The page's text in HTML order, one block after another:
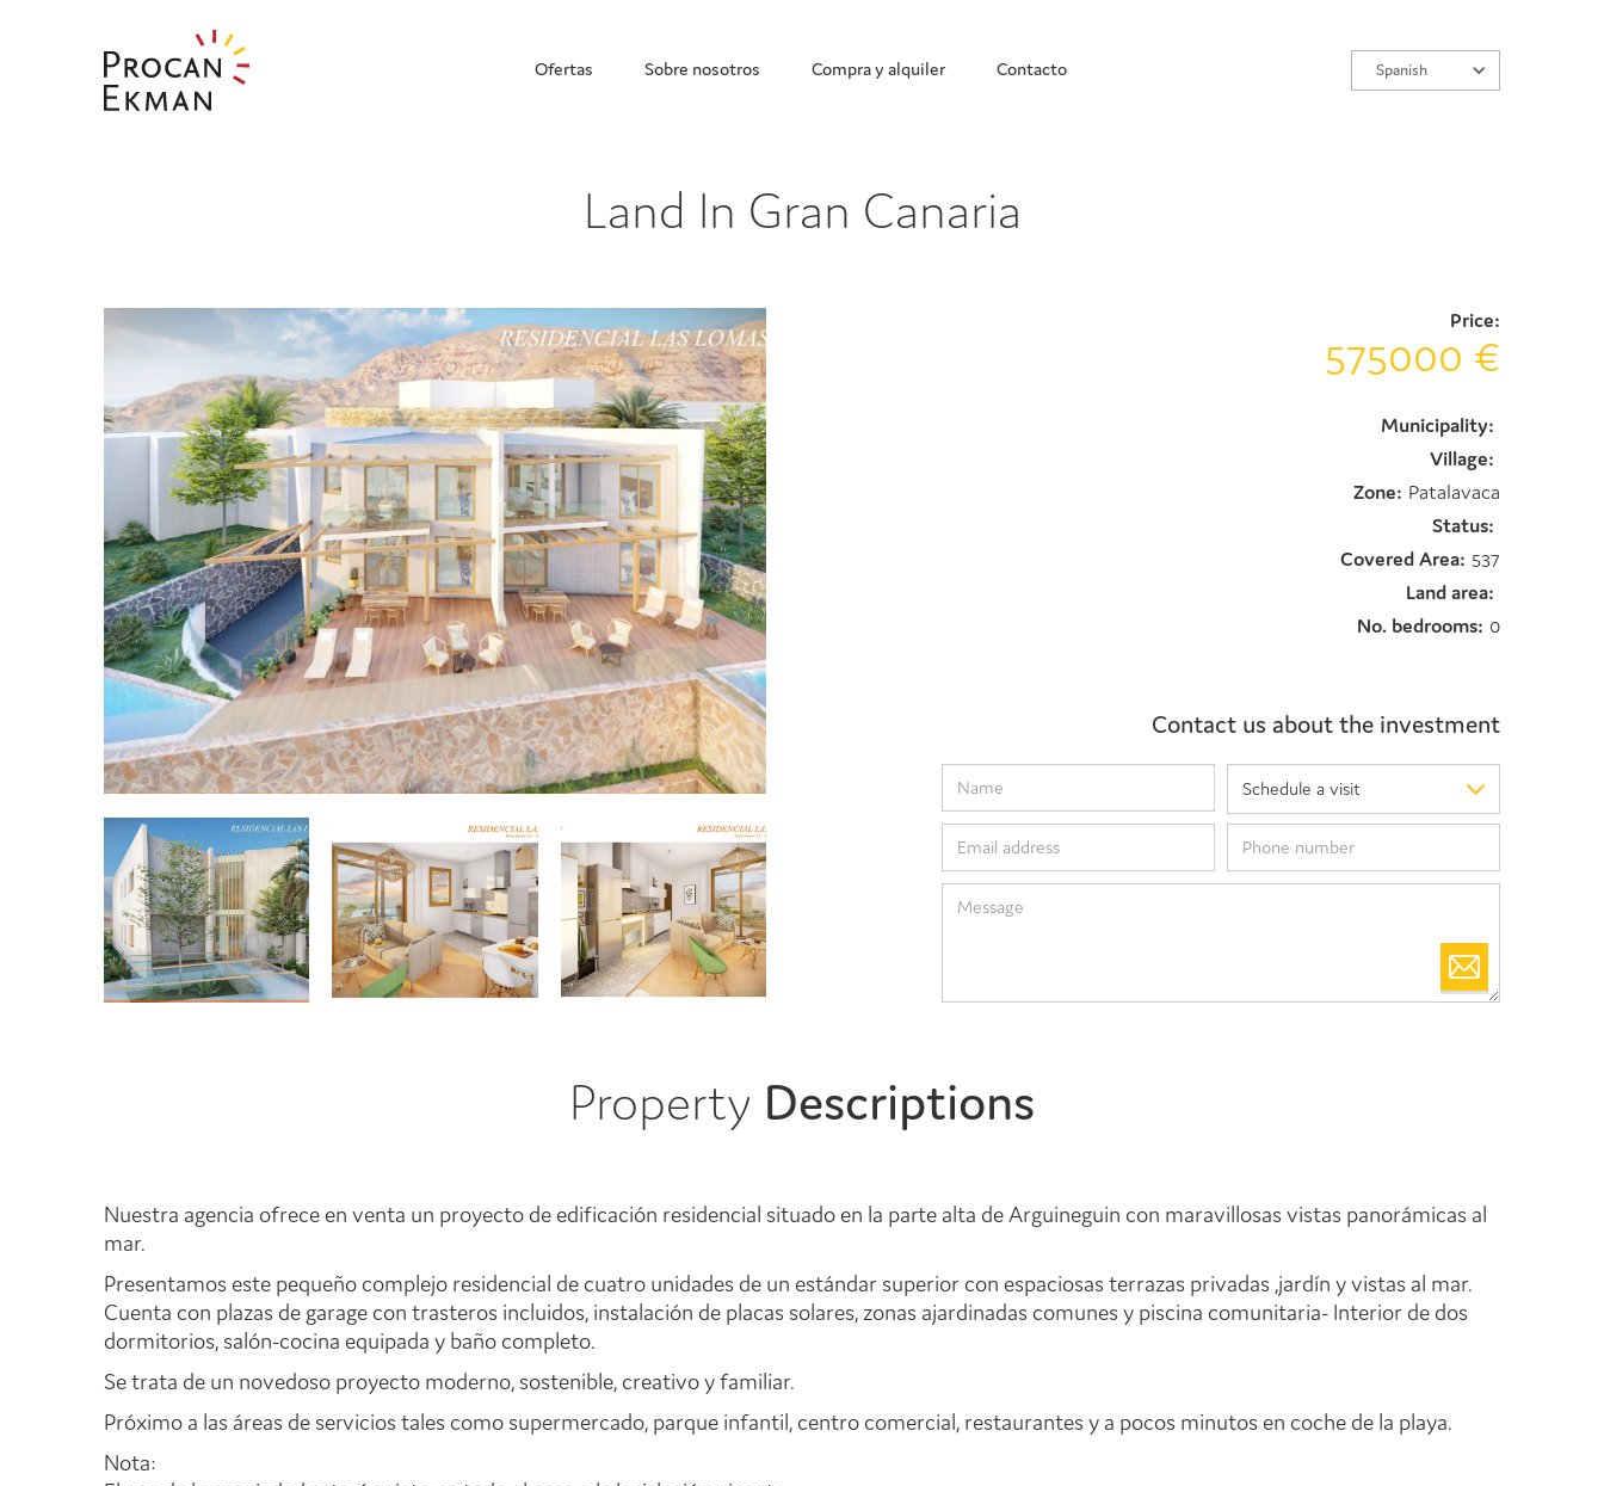
Ofertas Sobre nosotros Compra y alquiler Contacto Spanish
Land In Gran Canaria
Price:
575000 €
Municipality:
Village:
Zone: Patalavaca
Status:
Covered Area: 537
Land area:
No. bedrooms: 0
Contact us about the investment
Property Descriptions
Nuestra agencia ofrece en venta un proyecto de edificación residencial situado en la parte alta de Arguineguin con maravillosas vistas panorámicas al
mar.
Presentamos este pequeño complejo residencial de cuatro unidades de un estándar superior con espaciosas terrazas privadas ,jardín y vistas al mar.
Cuenta con plazas de garage con trasteros incluidos, instalación de placas solares, zonas ajardinadas comunes y piscina comunitaria- Interior de dos
dormitorios, salón-cocina equipada y baño completo.
Se trata de un novedoso proyecto moderno, sostenible, creativo y familiar.
Próximo a las áreas de servicios tales como supermercado, parque infantil, centro comercial, restaurantes y a pocos minutos en coche de la playa.
Nota: